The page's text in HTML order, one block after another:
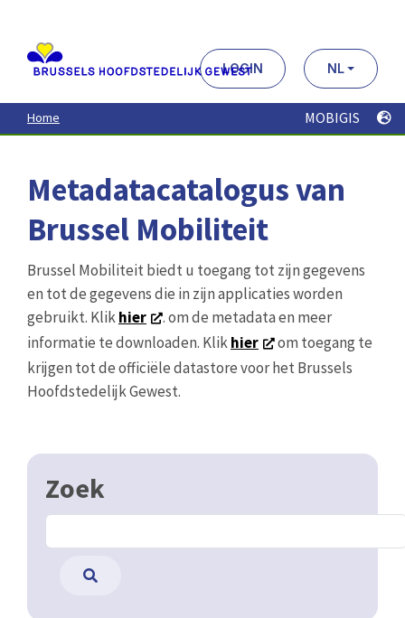
contenu
principal
LOGIN NL
Home MOBIGIS
Metadatacatalogus van
Brussel Mobiliteit
Brussel Mobiliteit biedt u toegang tot zijn gegevens
en tot de gegevens die in zijn applicaties worden
gebruikt. Klikhier
. om de metadata en meer
informatie te downloaden. Klikhier
om toegang te
krijgen tot de officiële datastore voor het Brussels
Hoofdstedelijk Gewest.
Zoek